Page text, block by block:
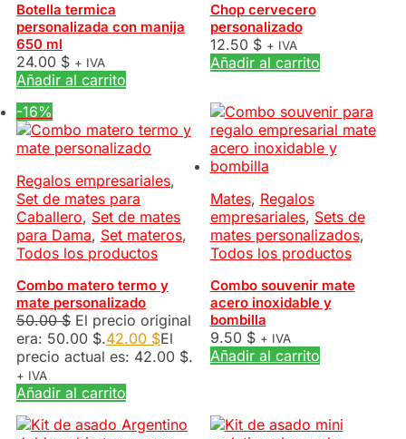
Botella termica
personalizada con manija
650 ml
24.00 $ + IVA
Añadir al carrito
Chop cervecero
personalizado
12.50 $ + IVA
Añadir al carrito
-16%
Regalos empresariales,
Set de mates para
Caballero, Set de mates
para Dama, Set materos,
Todos los productos
Combo matero termo y
mate personalizado
50.00$ El precio original
era: 50.00 $.42.00 $El
precio actual es: 42.00 $.
+ IVA
Añadir al carrito
Mates, Regalos
empresariales, Sets de
mates personalizados,
Todos los productos
Combo souvenir mate
acero inoxidable y
bombilla
9.50 $ + IVA
Añadir al carrito